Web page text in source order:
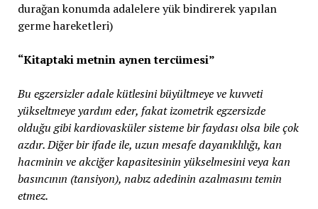
durağan konumda adalelere yük bindirerek yapılan
germe hareketleri)
“Kitaptaki metnin aynen tercümesi”
Bu egzersizler adale kütlesini büyültmeye ve kuvveti
yükseltmeye yardım eder, fakat izometrik egzersizde
olduğu gibi kardiovasküler sisteme bir faydası olsa bile çok
azdır. Diğer bir ifade ile, uzun mesafe dayanıklılığı, kan
hacminin ve akciğer kapasitesinin yükselmesini veya kan
basıncının (tansiyon), nabız adedinin azalmasını temin
etmez.